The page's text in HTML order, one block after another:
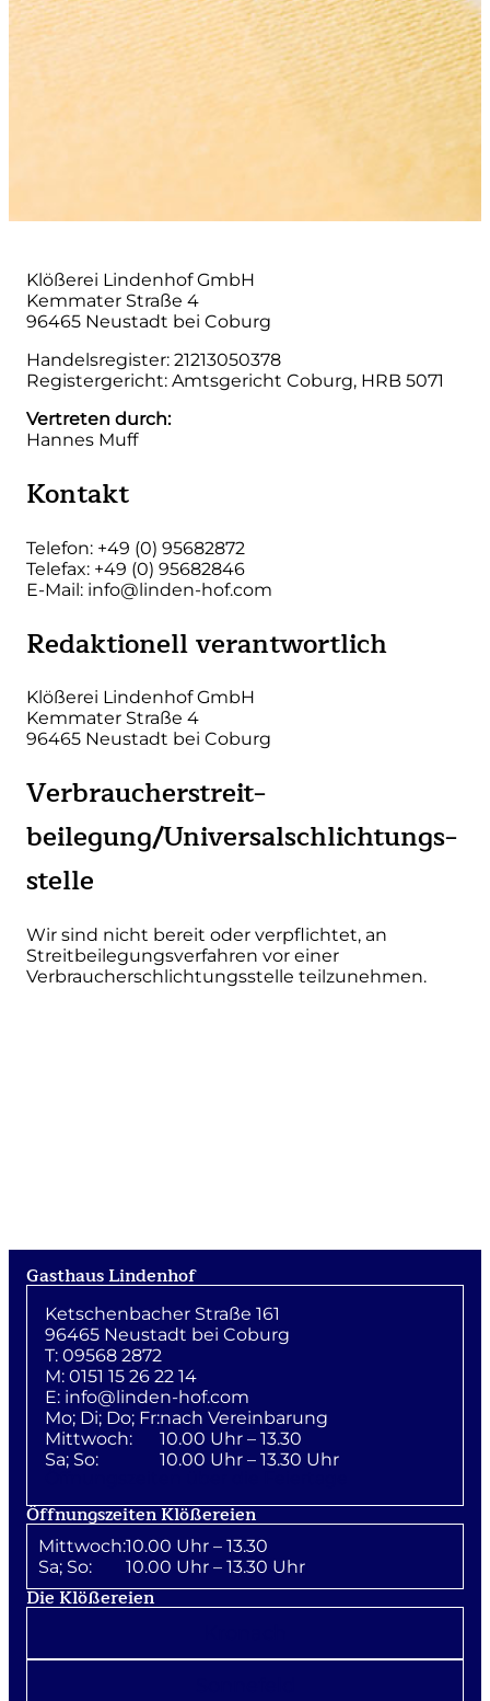
Klößerei Lindenhof GmbH
Kemmater Straße 4
96465 Neustadt bei Coburg
Handelsregister: 21213050378
Registergericht: Amtsgericht Coburg, HRB 5071
Vertreten durch:
Hannes Muff
Kontakt
Telefon: +49 (0) 95682872
Telefax: +49 (0) 95682846
E-Mail: info@linden-hof.com
Redaktionell verantwortlich
Klößerei Lindenhof GmbH
Kemmater Straße 4
96465 Neustadt bei Coburg
Verbraucher­streit­
beilegung/Universal­schlichtungs­
stelle
Wir sind nicht bereit oder verpflichtet, an
Streitbeilegungsverfahren vor einer
Verbraucherschlichtungsstelle teilzunehmen.
Gasthaus Lindenhof
Ketschenbacher Straße 161
96465 Neustadt bei Coburg
T: 09568 2872
M: 0151 15 26 22 14
E: info@linden-hof.com
Mo; Di; Do; Fr:
Mittwoch:
Sa; So:
nach Vereinbarung
10.00 Uhr – 13.30
10.00 Uhr – 13.30 Uhr
Öffnungszeiten Klößereien
Mittwoch:
Sa; So:
10.00 Uhr – 13.30
10.00 Uhr – 13.30 Uhr
Die Klößereien